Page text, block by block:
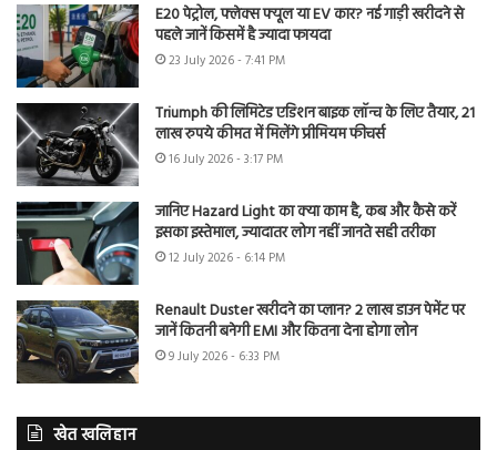
E20 पेट्रोल, फ्लेक्स फ्यूल या EV कार? नई गाड़ी खरीदने से
पहले जानें किसमें है ज्यादा फायदा
23 July 2026 - 7:41 PM
Triumph की लिमिटेड एडिशन बाइक लॉन्च के लिए तैयार, 21
लाख रुपये कीमत में मिलेंगे प्रीमियम फीचर्स
16 July 2026 - 3:17 PM
जानिए Hazard Light का क्या काम है, कब और कैसे करें
इसका इस्तेमाल, ज्यादातर लोग नहीं जानते सही तरीका
12 July 2026 - 6:14 PM
Renault Duster खरीदने का प्लान? 2 लाख डाउन पेमेंट पर
जानें कितनी बनेगी EMI और कितना देना होगा लोन
9 July 2026 - 6:33 PM
खेत खलिहान